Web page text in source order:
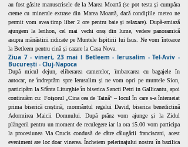
au fost găsite manuscrisele de la Marea Moartă (se pot testa și cumpăra
creme cu minerale extrase din Marea Moartă, dacă condițiile meteo ne
permit vom avea timp liber 2 ore pentru baie și relaxare). După-amiază
ajungem la Ierihon, cel mai vechi oraș din lume, vedere panoramică
asupra mănăstirii ridicate pe Muntele Ispitirii lui Isus. Ne vom întoarce
la Betleem pentru cină și cazare la Casa Nova.
Ziua 7 - vineri, 23 mai ǀ Betleem - Ierusalim - Tel-Aviv -
București - Cluj-Napoca
După micul dejun, eliberarea camerelor, îmbarcarea cu bagajele în
autocar, ne îndreptăm spre Ierusalim și ne vom opri pe muntele Sion,
participăm la Sfânta Liturghie în biserica Sancti Petri in Gallicantu, apoi
continuăm cu: Foişorul „Cina cea de Taină” – locul în care s-a întemeiat
prima biserică creștină, mormântul regelui David, biserica benedictină
Adormirea Maicii Domnului. După prânz vom ajunge și la Zidul
plângerii pentru un moment de reculegere iar la ora 15.00 vom participa
la procesiunea Via Crucis condusă de către călugării franciscani, acest
eveniment are loc doar vinerea. Încheiem pelerinajului nostru în bazilica